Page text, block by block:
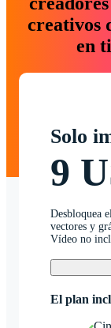
creativos
en
Solo
9
Desbloquea
vectores y
Vídeo no
El plan